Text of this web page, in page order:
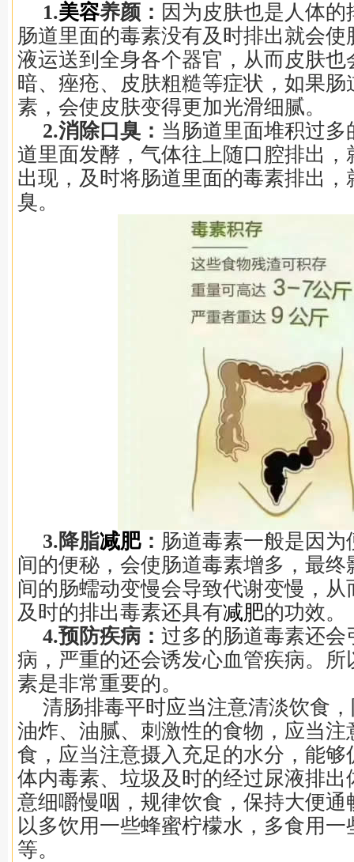
1.美容养颜： 因为皮肤也是人体
肠道里面的毒素没有及时排出就会
液运送到全身各个器官，从而皮肤也
暗、痤疮、皮肤粗糙等症状，如果肠
素，会使皮肤变得更加光滑细腻。
2.消除口臭： 当肠道里面堆积过
道里面发酵，气体往上随口腔排出
出现，及时将肠道里面的毒素排出
臭。
3.降脂减肥： 肠道毒素一般是因
间的便秘，会使肠道毒素增多，最
间的肠蠕动变慢会导致代谢变慢，
及时的排出毒素还具有减肥的功效。
4.预防疾病： 过多的肠道毒素还会
病，严重的还会诱发心血管疾病。所
素是非常重要的。
清肠排毒平时应当注意清淡饮食
油炸、油腻、刺激性的食物，应当注
食，应当注意摄入充足的水分，能够
体内毒素、垃圾及时的经过尿液排出
意细嚼慢咽，规律饮食，保持大便通
以多饮用一些蜂蜜柠檬水，多食用一
等。